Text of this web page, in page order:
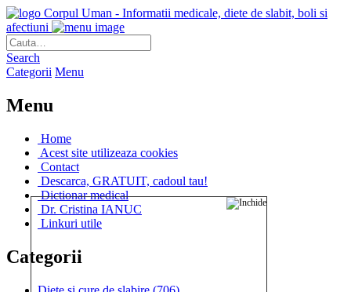
Corpul Uman - Informatii medicale, diete de slabit, boli si
afectiuni
Search
Categorii Menu
Menu
Home
Acest site utilizeaza cookies
Contact
Descarca, GRATUIT, cadoul tau!
Dictionar medical
Dr. Cristina IANUC
Linkuri utile
Categorii